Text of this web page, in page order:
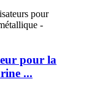
pour la
...